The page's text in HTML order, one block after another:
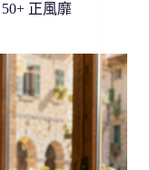
正風靡